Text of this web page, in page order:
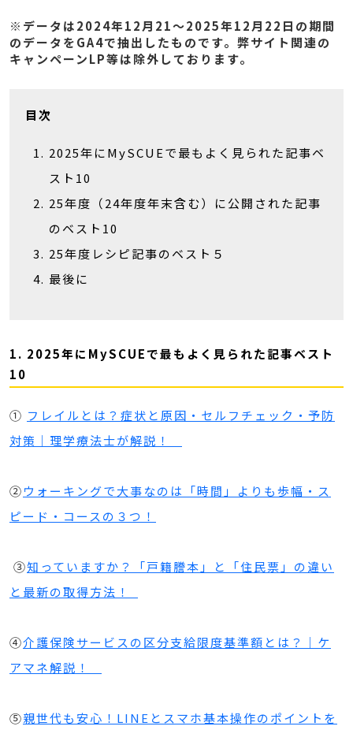
※データは2024年12月21～2025年12月22日の期間
のデータをGA4で抽出したものです。弊サイト関連の
キャンペーンLP等は除外しております。
目次
2025年にMySCUEで最もよく見られた記事ベ
スト10
25年度（24年度年末含む）に公開された記事
のベスト10
25年度レシピ記事のベスト５
最後に
1. 2025年にMySCUEで最もよく見られた記事ベスト
10
① フレイルとは？症状と原因・セルフチェック・予防
対策｜理学療法士が解説！
②ウォーキングで大事なのは「時間」よりも歩幅・ス
ピード・コースの３つ！
③知っていますか？「戸籍謄本」と「住民票」の違い
と最新の取得方法！
④介護保険サービスの区分支給限度基準額とは？｜ケ
アマネ解説！
⑤親世代も安心！LINEとスマホ基本操作のポイントを